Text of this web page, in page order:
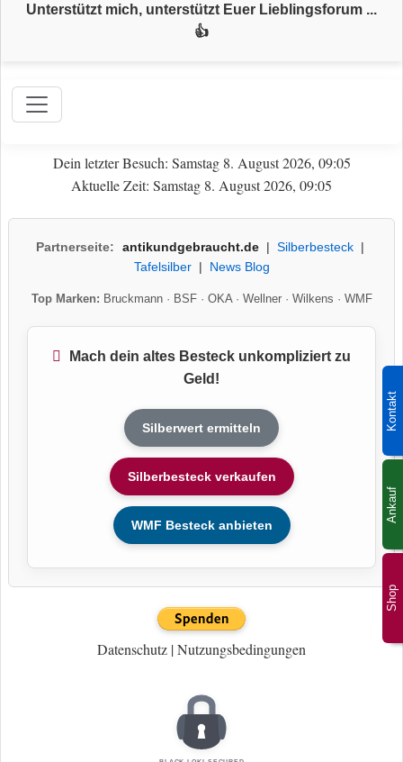
Shop
Kontakt
Ankauf
Unterstützt mich, unterstützt Euer Lieblingsforum ...
👍
Dein letzter Besuch: Samstag 8. August 2026, 09:05
Aktuelle Zeit: Samstag 8. August 2026, 09:05
Partnerseite: antikundgebraucht.de| Silberbesteck|
Tafelsilber| News Blog
Top Marken: Bruckmann· BSF· OKA· Wellner· Wilkens · WMF
Mach dein altes Besteck unkompliziert zu
Geld!
Silberwert ermitteln
Silberbesteck verkaufen
WMF Besteck anbieten
Datenschutz |Nutzungsbedingungen